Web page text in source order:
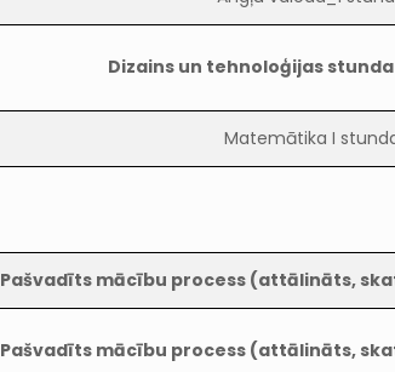
Dizains un tehnoloģijas
Matemātika I
Pašvadīts mācību process (attālināts,
Pašvadīts mācību process (attālināts,